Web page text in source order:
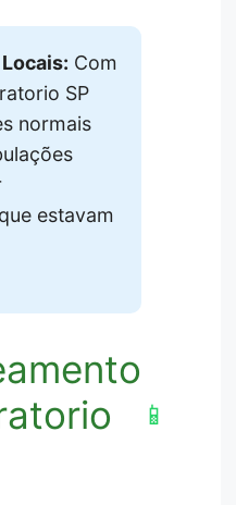
Com
SP
normais
estavam
📱